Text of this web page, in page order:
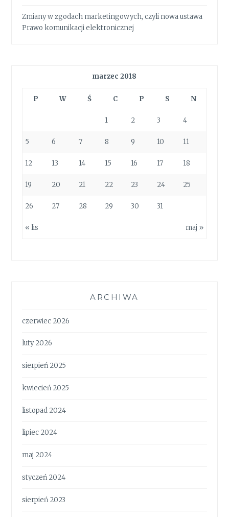
Zmiany w zgodach marketingowych, czyli nowa ustawa
Prawo komunikacji elektronicznej
marzec 2018
P W Ś C P S N
« lis maj »
1 2 3 4
5 6 7 8 9 10 11
12 13 14 15 16 17 18
19 20 21 22 23 24 25
26 27 28 29 30 31
ARCHIWA
czerwiec 2026
luty 2026
sierpień 2025
kwiecień 2025
listopad 2024
lipiec 2024
maj 2024
styczeń 2024
sierpień 2023